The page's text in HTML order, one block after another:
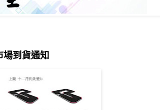
場到貨通知